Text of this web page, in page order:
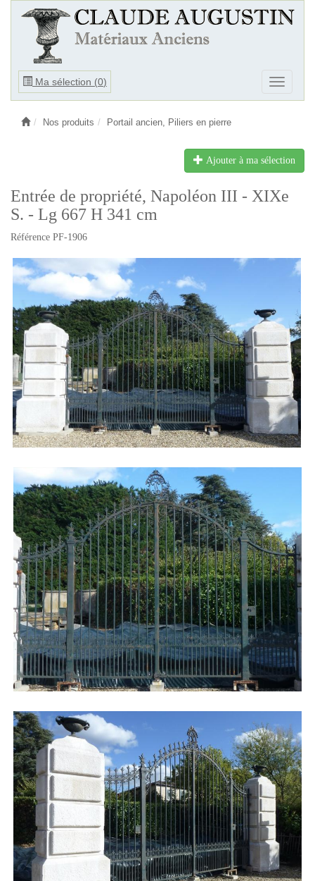
Ma sélection (0)
Ouvrir
Ouvrir
le
Nos produits Portail ancien, Piliers en pierre
Ajouter à ma sélection
Entrée de propriété, Napoléon III - XIXe
S. - Lg 667 H 341 cm
Référence PF-1906